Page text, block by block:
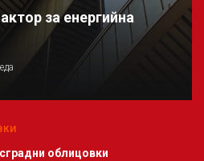
за енергийна
облицовки